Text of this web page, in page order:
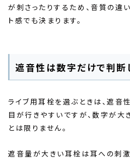
が刺さったりするため、音質の違
ト感でも決まります。
遮音性は数字だけで判断
ライブ用耳栓を選ぶときは、遮音
目が行きやすいですが、数字が大
とは限りません。
遮音量が大きい耳栓は耳への刺激